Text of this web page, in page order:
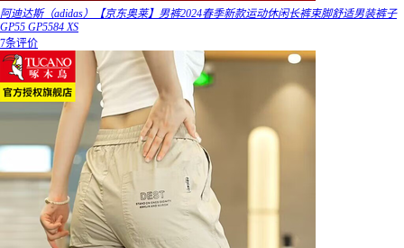
阿迪达斯（adidas）【京东奥莱】男裤2024春季新款运动休闲长裤束脚舒适男装裤子
GP55 GP5584 XS
7条评价